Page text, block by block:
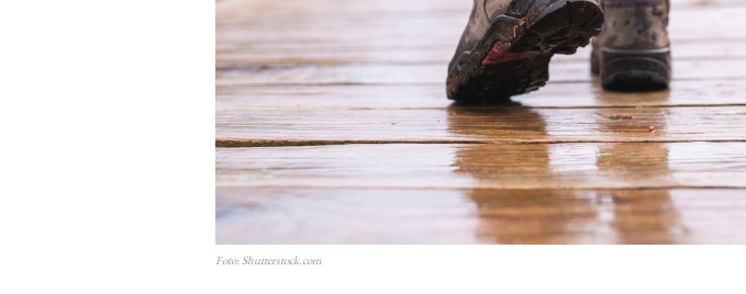
Foto: Shutterstock.com